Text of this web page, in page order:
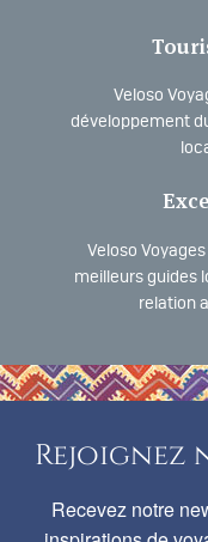
Veloso
développement
Veloso
meilleurs guides
relation
Rejoignez
Recevez notre